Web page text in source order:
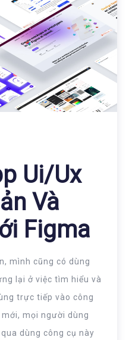
Ui/ux
Và
Figma
mình cũng có dùng
lại ở việc tìm hiểu và
trực tiếp vào công
mọi người dùng
dùng công cụ này